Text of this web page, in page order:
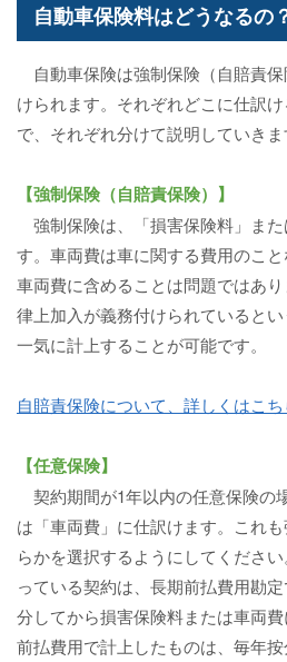
自動車保険料はどうなるの
自動車保険は強制保険（自賠責
けられます。それぞれどこに仕訳
で、それぞれ分けて説明していきま
【強制保険（自賠責保険）】
強制保険は、「損害保険料」ま
す。車両費は車に関する費用のこ
車両費に含めることは問題ではあ
律上加入が義務付けられていると
一気に計上することが可能です。
自賠責保険について、詳しくはこ
【任意保険】
契約期間が1年以内の任意保険の
は「車両費」に仕訳けます。これ
らかを選択するようにしてくださ
っている契約は、長期前払費用勘
分してから損害保険料または車両
前払費用で計上したものは、毎年